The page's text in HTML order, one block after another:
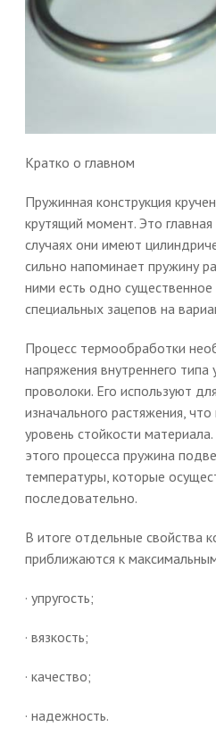
Кратко о главном
Пружинная конструкция
крутящий момент. Это
случаях они имеют
сильно напоминает пружину
ними есть одно
специальных зацепов на
Процесс термообработки
напряжения внутреннего типа
проволоки. Его используют
изначального растяжения,
уровень стойкости
этого процесса пружина
температуры, которые
последовательно.
В итоге отдельные свойства
приближаются к
· упругость;
· вязкость;
· качество;
· надежность.